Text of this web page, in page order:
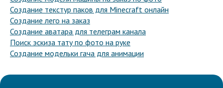
Создание текстур паков для Minecraft онлайн
Создание лего на заказ
Создание аватара для телеграм канала
Поиск эскиза тату по фото на руке
Создание модельки гача для анимации